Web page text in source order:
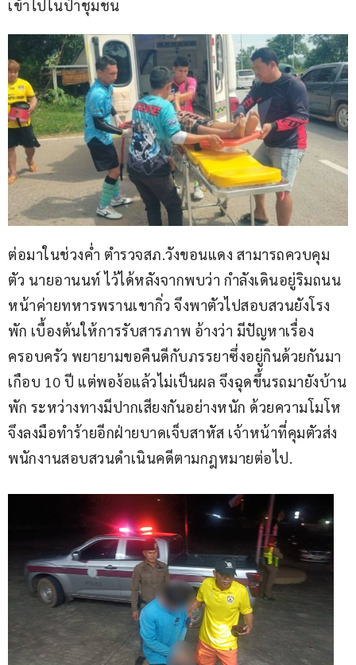
เข้าไปในป่าชุมชน
ต่อมาในช่วงค่ำ ตำรวจสภ.วังขอนแดง สามารถควบคุม
ตัว นายอานนท์ ไว้ได้หลังจากพบว่า กำลังเดินอยู่ริมถนน
หน้าค่ายทหารพรานเขากิ่ว จึงพาตัวไปสอบสวนยังโรง
พัก เบื้องต้นให้การรับสารภาพ อ้างว่า มีปัญหาเรื่อง
ครอบครัว พยายามขอคืนดีกับภรรยาซึ่งอยู่กินด้วยกันมา
เกือบ 10 ปี แต่พอง้อแล้วไม่เป็นผล จึงฉุดขึ้นรถมายังบ้าน
พัก ระหว่างทางมีปากเสียงกันอย่างหนัก ด้วยความโมโห
จึงลงมือทำร้ายอีกฝ่ายบาดเจ็บสาหัส เจ้าหน้าที่คุมตัวส่ง
พนักงานสอบสวนดำเนินคดีตามกฎหมายต่อไป.